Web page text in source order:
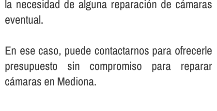
la necesidad de alguna reparación de cámaras
eventual.
En ese caso, puede contactarnos para ofrecerle
presupuesto sin compromiso para reparar
cámaras en Mediona.